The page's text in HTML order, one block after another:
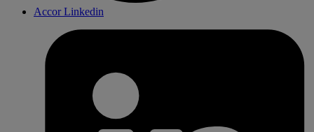
Accor Linkedin